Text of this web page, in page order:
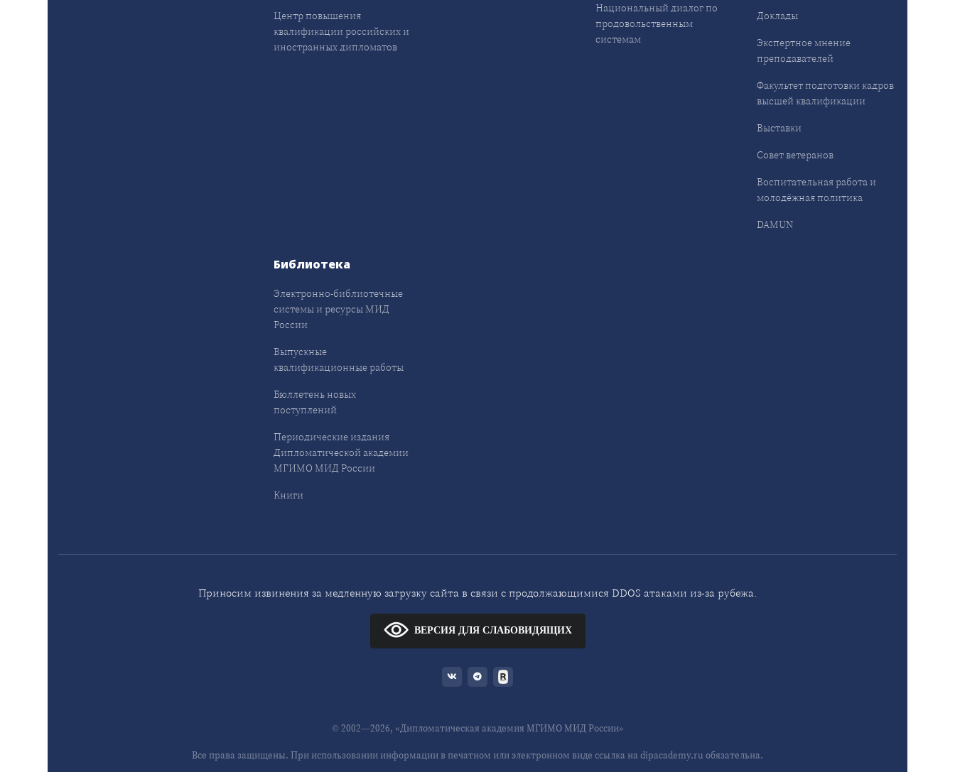
Центр повышения
квалификации российских и
иностранных дипломатов
Национальный диалог по
продовольственным
системам
Доклады
Экспертное мнение
преподавателей
Факультет подготовки кадров
высшей квалификации
Выставки
Совет ветеранов
Воспитательная работа и
молодёжная политика
DAMUN
Библиотека
Электронно-библиотечные
системы и ресурсы МИД
России
Выпускные
квалификационные работы
Бюллетень новых
поступлений
Периодические издания
Дипломатической академии
МГИМО МИД России
Книги
Приносим извинения за медленную загрузку сайта в связи с продолжающимися DDOS атаками из-за рубежа.
ВЕРСИЯ ДЛЯ СЛАБОВИДЯЩИХ
© 2002—2026, «Дипломатическая академия МГИМО МИД России»
Все права защищены. При использовании информации в печатном или электронном виде ссылка на dipacademy.ru обязательна.